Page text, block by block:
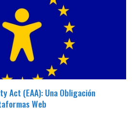
Act (EAA): Una Obligación
Web